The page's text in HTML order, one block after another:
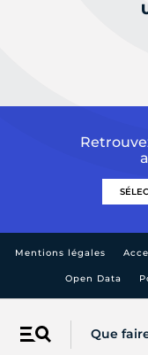
Menu Que
Mentions légales
Open Data